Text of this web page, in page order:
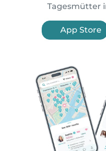
Tagesmütter
App Store